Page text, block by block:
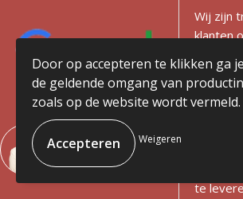
Wij zijn
klanten
Het is
van
aan
te
Door op accepteren te klikken ga
de geldende omgang van
zoals op de website wordt vermeld.
Weigeren